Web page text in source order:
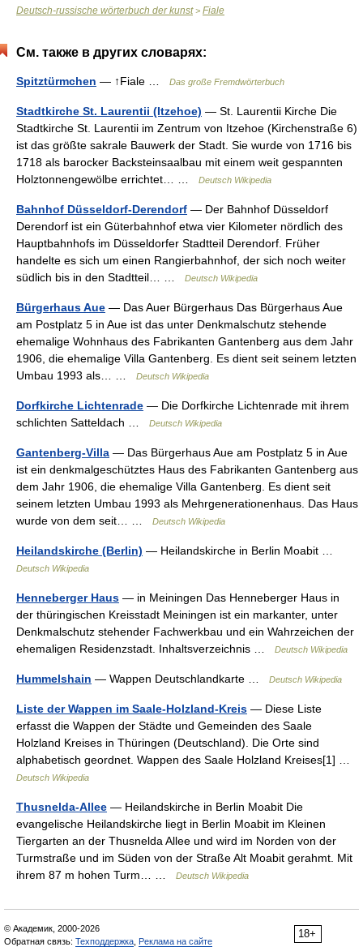
Deutsch-russische wörterbuch der kunst> Fiale
См. также в других словарях:
Spitztürmchen — ↑Fiale … Das große Fremdwörterbuch
Stadtkirche St. Laurentii (Itzehoe) — St. Laurentii Kirche Die
Stadtkirche St. Laurentii im Zentrum von Itzehoe (Kirchenstraße 6)
ist das größte sakrale Bauwerk der Stadt. Sie wurde von 1716 bis
1718 als barocker Backsteinsaalbau mit einem weit gespannten
Holztonnengewölbe errichtet… …
Deutsch Wikipedia
Bahnhof Düsseldorf-Derendorf — Der Bahnhof Düsseldorf
Derendorf ist ein Güterbahnhof etwa vier Kilometer nördlich des
Hauptbahnhofs im Düsseldorfer Stadtteil Derendorf. Früher
handelte es sich um einen Rangierbahnhof, der sich noch weiter
südlich bis in den Stadtteil… …
Deutsch Wikipedia
Bürgerhaus Aue — Das Auer Bürgerhaus Das Bürgerhaus Aue
am Postplatz 5 in Aue ist das unter Denkmalschutz stehende
ehemalige Wohnhaus des Fabrikanten Gantenberg aus dem Jahr
1906, die ehemalige Villa Gantenberg. Es dient seit seinem letzten
Umbau 1993 als… …
Deutsch Wikipedia
Dorfkirche Lichtenrade — Die Dorfkirche Lichtenrade mit ihrem
schlichten Satteldach …
Deutsch Wikipedia
Gantenberg-Villa — Das Bürgerhaus Aue am Postplatz 5 in Aue
ist ein denkmalgeschütztes Haus des Fabrikanten Gantenberg aus
dem Jahr 1906, die ehemalige Villa Gantenberg. Es dient seit
seinem letzten Umbau 1993 als Mehrgenerationenhaus. Das Haus
wurde von dem seit… …
Deutsch Wikipedia
Heilandskirche (Berlin) — Heilandskirche in Berlin Moabit …
Deutsch Wikipedia
Henneberger Haus — in Meiningen Das Henneberger Haus in
der thüringischen Kreisstadt Meiningen ist ein markanter, unter
Denkmalschutz stehender Fachwerkbau und ein Wahrzeichen der
ehemaligen Residenzstadt. Inhaltsverzeichnis …
Deutsch Wikipedia
Hummelshain — Wappen Deutschlandkarte … Deutsch Wikipedia
Liste der Wappen im Saale-Holzland-Kreis — Diese Liste
erfasst die Wappen der Städte und Gemeinden des Saale
Holzland Kreises in Thüringen (Deutschland). Die Orte sind
alphabetisch geordnet. Wappen des Saale Holzland Kreises[1] …
Deutsch Wikipedia
Thusnelda-Allee — Heilandskirche in Berlin Moabit Die
evangelische Heilandskirche liegt in Berlin Moabit im Kleinen
Tiergarten an der Thusnelda Allee und wird im Norden von der
Turmstraße und im Süden von der Straße Alt Moabit gerahmt. Mit
ihrem 87 m hohen Turm… …
Deutsch Wikipedia
18+
© Академик, 2000-2026
Обратная связь: Техподдержка Реклама на сайте